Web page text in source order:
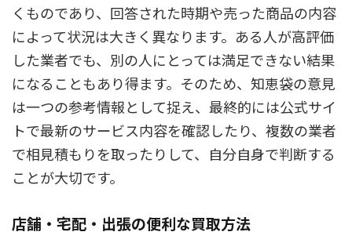
くものであり、回答された時期や売った商品の内容
によって状況は大きく異なります。ある人が高評価
した業者でも、別の人にとっては満足できない結果
になることもあり得ます。そのため、知恵袋の意見
は一つの参考情報として捉え、最終的には公式サイ
トで最新のサービス内容を確認したり、複数の業者
で相見積もりを取ったりして、自分自身で判断する
ことが大切です。
店舗・宅配・出張の便利な買取方法